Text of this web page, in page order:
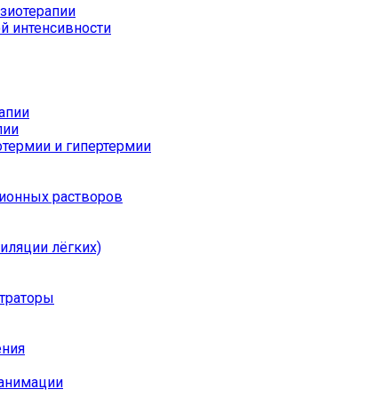
интенсивности
и гипертермии
растворов
лёгких)